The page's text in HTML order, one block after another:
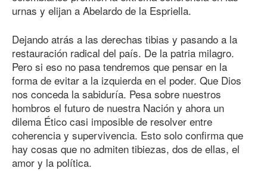
urnas y elijan a Abelardo de la Espriella.
Dejando atrás a las derechas tibias y pasando a la
restauración radical del país. De la patria milagro.
Pero si eso no pasa tendremos que pensar en la
forma de evitar a la izquierda en el poder. Que Dios
nos conceda la sabiduría. Pesa sobre nuestros
hombros el futuro de nuestra Nación y ahora un
dilema Ético casi imposible de resolver entre
coherencia y supervivencia. Esto solo confirma que
hay cosas que no admiten tibiezas, dos de ellas, el
amor y la política.